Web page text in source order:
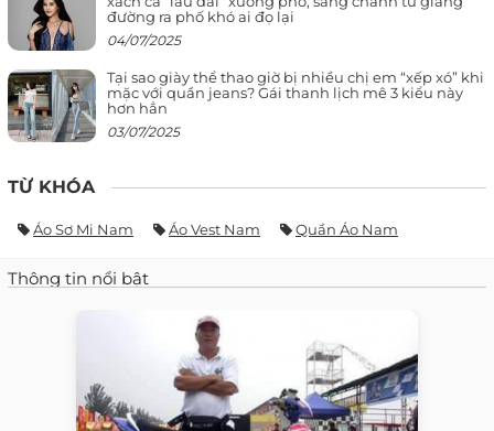
đường ra phố khó ai đọ lại
04/07/2025
Tại sao giày thể thao giờ bị nhiều chị em “xếp xó” khi
mặc với quần jeans? Gái thanh lịch mê 3 kiểu này
hơn hẳn
03/07/2025
TỪ KHÓA
Áo Sơ Mi Nam Áo Vest Nam Quần Áo Nam
Thông tin nổi bật